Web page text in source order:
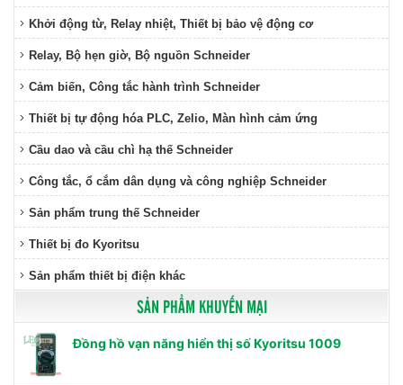
Khởi động từ, Relay nhiệt, Thiết bị bảo vệ động cơ
Relay, Bộ hẹn giờ, Bộ nguồn Schneider
Cảm biến, Công tắc hành trình Schneider
Thiết bị tự động hóa PLC, Zelio, Màn hình cảm ứng
Cầu dao và cầu chì hạ thế Schneider
Công tắc, ổ cắm dân dụng và công nghiệp Schneider
Sản phẩm trung thế Schneider
Thiết bị đo Kyoritsu
Sản phẩm thiết bị điện khác
SẢN PHẨM KHUYẾN MẠI
Đồng hồ vạn năng hiển thị số Kyoritsu 1009